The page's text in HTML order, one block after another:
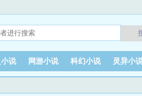
说 网游小说 科幻小说 灵异小